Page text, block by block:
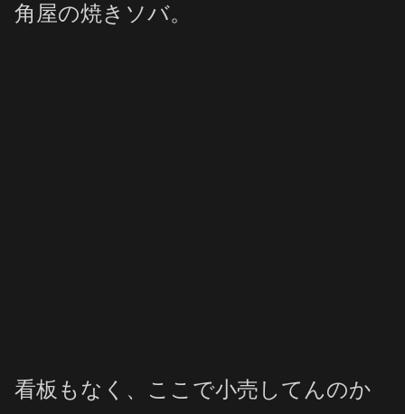
角屋の焼きソバ。
看板もなく、ここで小売してんのか